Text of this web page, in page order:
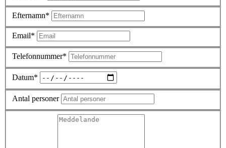
Efternamn*
Email*
Telefonnummer*
Datum*
Antal personer